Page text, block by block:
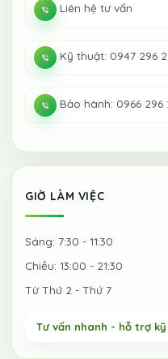
Liên hệ tư vấn
Kỹ thuật: 0947 296
Bảo hành: 0966 296
GIỜ LÀM VIỆC
Sáng: 7:30 - 11:30
Chiều: 13:00 - 21:30
Từ Thứ 2 - Thứ 7